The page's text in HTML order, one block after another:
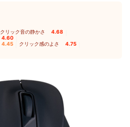
クリック音の静かさ 4.68
4.60
4.45 クリック感のよさ 4.75